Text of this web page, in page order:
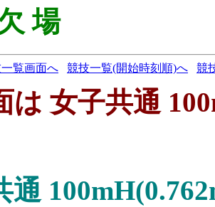
場
覧画面へ 競技一覧(開始時刻順)へ 競
は 女子共通
通